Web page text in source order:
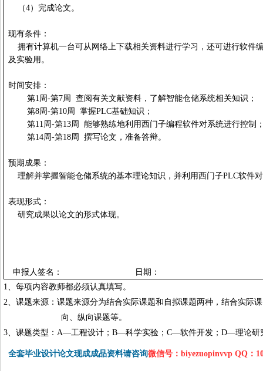
（4）完成论文。
现有条件：
拥有计算机一台可从网络上下载相关资料进行学习，还可进行软件
及实验用。
时间安排：
第1 周 -第7周
查阅有关文献资料，了解智能仓储系统相关知识；
第8周 -第10周 掌握PLC基础知识；
第11 周 -第13周 能够熟练地利用西门子编程软件对系统进行控制
第14周 -第18周 撰写论文，准备答辩。
预期成果：
理解并掌握智能仓储系统的基本理论知识，并利用西门子PLC软件
表现形式：
研究成果以论文的形式体现。
申报人签名：
日期：
1、每项内容教师都必须认真填写。
2、课题来源：课题来源分为结合实际课题和自拟课题两种，结合实际
向、纵向课题等。
3、课题类型： A—工程设计； B—科学实验； C—软件开发； D—理论研
全套毕业设计论文现成成品资料请咨询微信号：biyezuopinvvp QQ